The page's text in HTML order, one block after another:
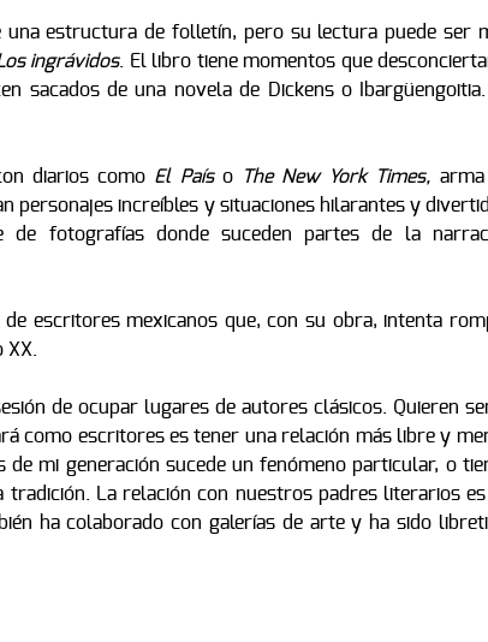
una estructura de folletín, pero su lectura puede ser
ingrávidos. El libro tiene momentos que
sacados de una novela de Dickens o
diarios como El País o The New York Times,
personajes increíbles y situaciones hilarantes y
fotografías donde suceden partes de la
escritores mexicanos que, con su obra, intenta
XX.
de ocupar lugares de autores clásicos. Quieren
como escritores es tener una relación más libre y
mi generación sucede un fenómeno particular, o
La relación con nuestros padres literarios
ha colaborado con galerías de arte y ha sido